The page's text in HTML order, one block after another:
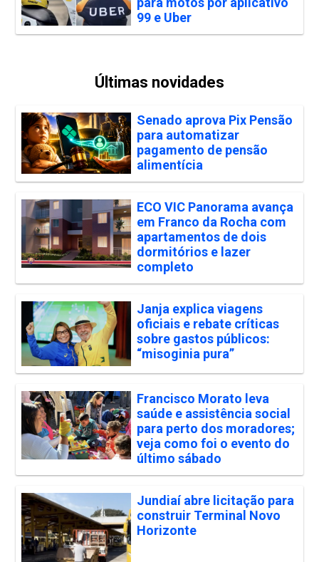
99 e Uber
Últimas novidades
Senado aprova Pix Pensão
para automatizar
pagamento de pensão
alimentícia
ECO VIC Panorama avança
em Franco da Rocha com
apartamentos de dois
dormitórios e lazer
completo
Janja explica viagens
oficiais e rebate críticas
sobre gastos públicos:
“misoginia pura”
Francisco Morato leva
saúde e assistência social
para perto dos moradores;
veja como foi o evento do
último sábado
Jundiaí abre licitação para
construir Terminal Novo
Horizonte